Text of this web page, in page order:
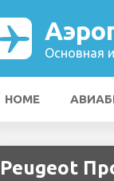
Основная
HOME
Peugeot